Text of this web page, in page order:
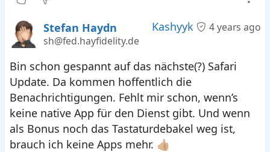
Kashyyk 4 years ago
Stefan Haydn
sh@fed.hayfidelity.de
Bin schon gespannt auf das nächste(?) Safari
Update. Da kommen hoffentlich die
Benachrichtigungen. Fehlt mir schon, wenn’s
keine native App für den Dienst gibt. Und wenn
als Bonus noch das Tastaturdebakel weg ist,
brauch ich keine Apps mehr. 👍🏼